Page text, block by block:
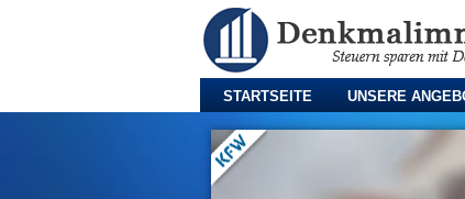
STARTSEITE UNSERE